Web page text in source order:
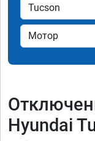
Hyundai